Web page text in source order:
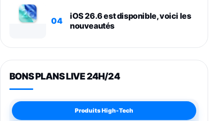
04
iOS 26.6 est disponible, voici les
nouveautés
BONS PLANS LIVE 24H/24
Produits High-Tech